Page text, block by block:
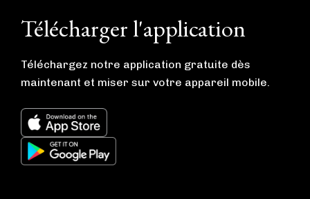
Télécharger l'application
Téléchargez notre application gratuite dès
maintenant et miser sur votre appareil mobile.